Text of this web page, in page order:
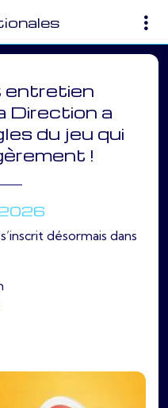
entretien
Direction a
du jeu qui
!
désormais dans